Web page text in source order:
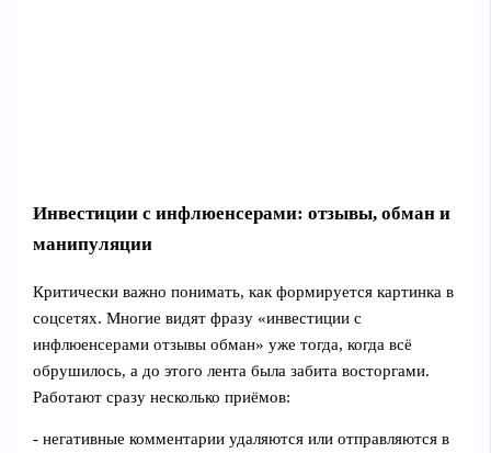
Инвестиции с инфлюенсерами: отзывы, обман и
манипуляции
Критически важно понимать, как формируется картинка в
соцсетях. Многие видят фразу «инвестиции с
инфлюенсерами отзывы обман» уже тогда, когда всё
обрушилось, а до этого лента была забита восторгами.
Работают сразу несколько приёмов:
- негативные комментарии удаляются или отправляются в